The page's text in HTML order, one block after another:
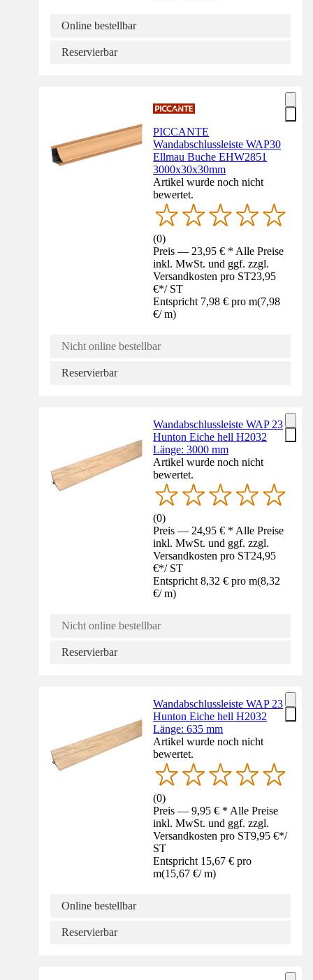
Online bestellbar
Reservierbar
PICCANTE
Wandabschlussleiste WAP30
Ellmau Buche EHW2851
3000x30x30mm
Artikel wurde noch nicht
bewertet.
(0)
Preis — 23,95 € * Alle Preise
inkl. MwSt. und ggf. zzgl.
Versandkosten pro ST23,95
€*/ ST
Entspricht 7,98 € pro m(7,98
€/ m)
Nicht online bestellbar
Reservierbar
Wandabschlussleiste WAP 23
Hunton Eiche hell H2032
Länge: 3000 mm
Artikel wurde noch nicht
bewertet.
(0)
Preis — 24,95 € * Alle Preise
inkl. MwSt. und ggf. zzgl.
Versandkosten pro ST24,95
€*/ ST
Entspricht 8,32 € pro m(8,32
€/ m)
Nicht online bestellbar
Reservierbar
Wandabschlussleiste WAP 23
Hunton Eiche hell H2032
Länge: 635 mm
Artikel wurde noch nicht
bewertet.
(0)
Preis — 9,95 € * Alle Preise
inkl. MwSt. und ggf. zzgl.
Versandkosten pro ST9,95 €*/
ST
Entspricht 15,67 € pro
m(15,67 €/ m)
Online bestellbar
Reservierbar